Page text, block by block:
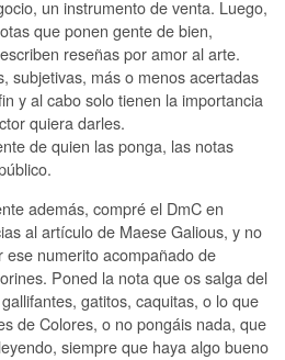
un instrumento de venta. Luego,
que ponen gente de bien,
reseñas por amor al arte.
subjetivas, más o menos acertadas
y al cabo solo tienen la importancia
quiera darles.
de quien las ponga, las notas
además, compré el DmC en
al artículo de Maese Galious, y no
ese numerito acompañado de
Poned la nota que os salga del
gatitos, caquitas, o lo que
de Colores, o no pongáis nada, que
siempre que haya algo bueno